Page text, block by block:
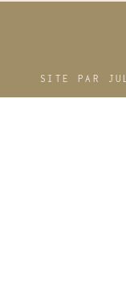
SITE PAR